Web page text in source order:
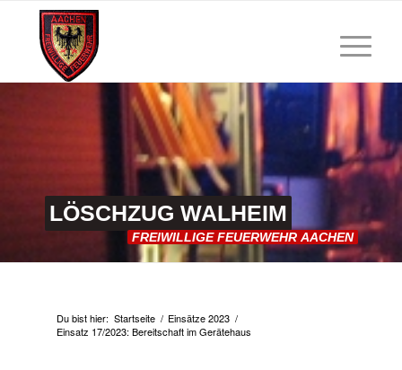
LÖSCHZUG WALHEIM
FREIWILLIGE FEUERWEHR AACHEN
Du bist hier: Startseite / Einsätze 2023 /
Einsatz 17/2023: Bereitschaft im Gerätehaus